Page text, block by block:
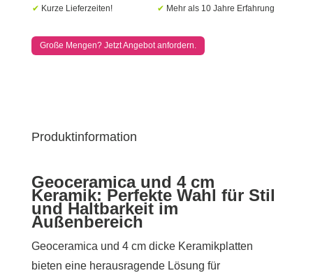
✔ Kurze Lieferzeiten! ✔ Mehr als 10 Jahre Erfahrung
Große Mengen? Jetzt Angebot anfordern.
Produktinformation
Geoceramica und 4 cm
Keramik: Perfekte Wahl für Stil
und Haltbarkeit im
Außenbereich
Geoceramica und 4 cm dicke Keramikplatten
bieten eine herausragende Lösung für